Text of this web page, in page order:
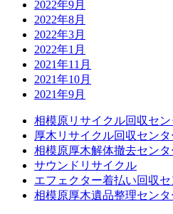
2022年9月
2022年8月
2022年3月
2022年1月
2021年11月
2021年10月
2021年9月
相模原リサイクル回収セン
厚木リサイクル回収センタ
相模原厚木解体撤去センタ
サウンドリサイクル
エフェクター着払い回収セ
相模原厚木遺品整理センタ